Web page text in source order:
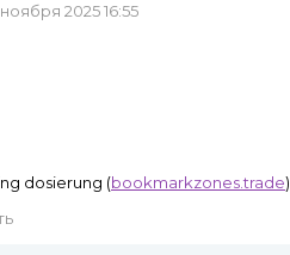
2025 16:55
dosierung (bookmarkzones.trade)